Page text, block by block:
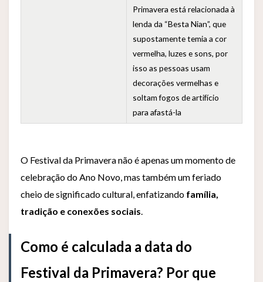
Primavera está relacionada à
lenda da “Besta Nian”, que
supostamente temia a cor
vermelha, luzes e sons, por
isso as pessoas usam
decorações vermelhas e
soltam fogos de artifício
para afastá-la
O Festival da Primavera não é apenas um momento de
celebração do Ano Novo, mas também um feriado
cheio de significado cultural, enfatizando família,
tradição e conexões sociais.
Como é calculada a data do
Festival da Primavera? Por que